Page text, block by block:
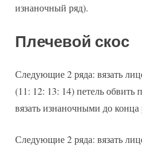
изнаночный ряд).
Плечевой скос
Следующие 2 ряда: вязать
(11: 12: 13: 14) петель обвить
вязать изнаночными до конца
Следующие 2 ряда: вязать